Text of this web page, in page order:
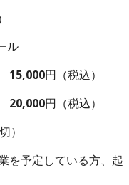
ル
15,000円 （税込）
20,000円 （税込）
切）
を予定している方、起